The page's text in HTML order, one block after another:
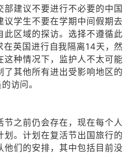
部建议不要进行不必要的中国
议学生不要在学期中间假期去
此区域的探访。选择不遵循此
英国进行自我隔离14天，然
这种情况下，监护人不太可能
了其他所有进出受影响地区的
访问。
节之前仍会存在，现在每个人
划。计划在复活节出国旅行的
他们的安排，其中包括目前没